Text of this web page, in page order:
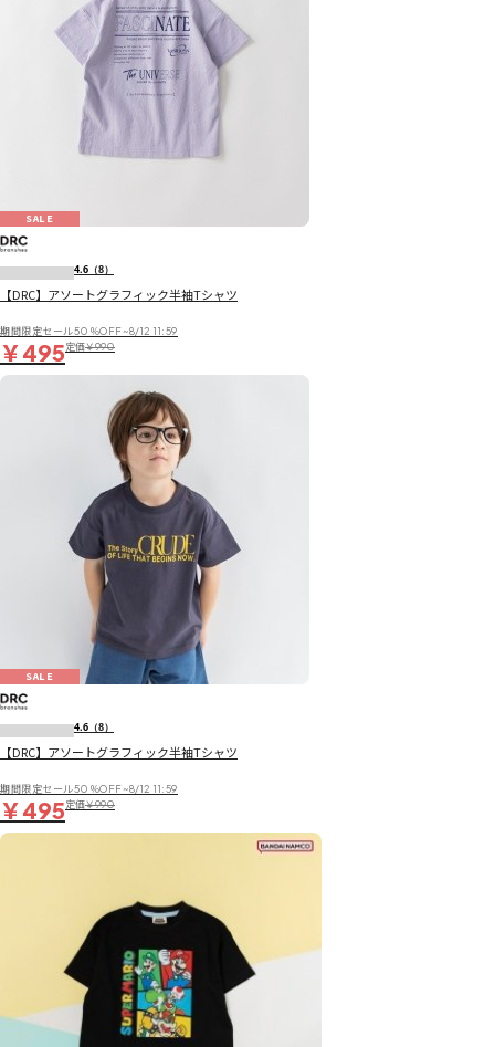
SALE
4.6 （8）
【DRC】アソートグラフィック半袖Tシャツ
期間限定セール50％OFF~8/12 11:59
￥495定価￥990
SALE
4.6 （8）
【DRC】アソートグラフィック半袖Tシャツ
期間限定セール50％OFF~8/12 11:59
￥495定価￥990